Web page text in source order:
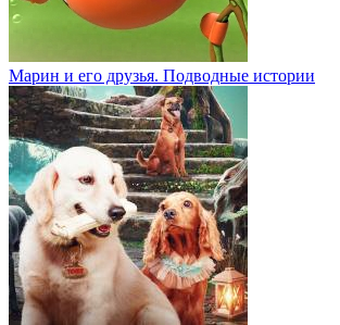
Марин и его друзья. Подводные истории